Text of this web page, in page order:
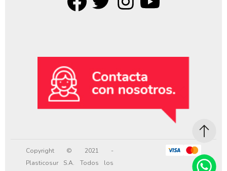
Copyright © 2021 -
Plasticosur S.A. Todos los